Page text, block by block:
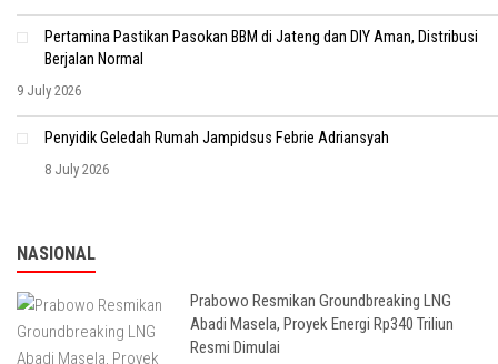
Pertamina Pastikan Pasokan BBM di Jateng dan DIY Aman, Distribusi
Berjalan Normal
9 July 2026
Penyidik Geledah Rumah Jampidsus Febrie Adriansyah
8 July 2026
NASIONAL
Prabowo Resmikan Groundbreaking LNG
Abadi Masela, Proyek Energi Rp340 Triliun
Resmi Dimulai